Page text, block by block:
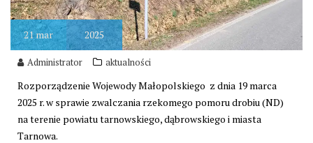
21mar 2025
Administrator aktualności
Rozporządzenie Wojewody Małopolskiego z dnia 19 marca
2025 r. w sprawie zwalczania rzekomego pomoru drobiu (ND)
na terenie powiatu tarnowskiego, dąbrowskiego i miasta
Tarnowa.